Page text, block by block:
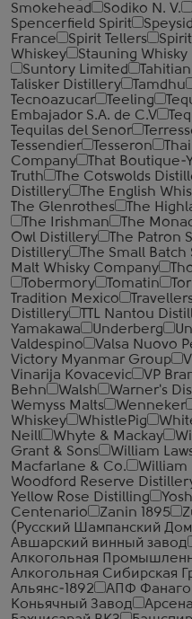
Smokehead
Sodiko N. V.
Spencerfield Spirit
France
Spirit Tellers
Whiskey
Stauning
Suntory Limited
Talisker Distillery
Tamdhu
Tecnoazucar
Teeling
Embajador S.A. de C.V
Tequilas del Senor
Tessendier
Tesseron
Company
That
Truth
The Cotswolds
Distillery
The English
The Glenrothes
The
The Irishman
The
Owl Distillery
The Patron
Distillery
The Small
Malt Whisky Company
Tobermory
Tomatin
Tradition Mexico
Distillery
TTL Nantou
Yamakawa
Underberg
Valdespino
Valsa Nuovo
Victory Myanmar Group
Vinarija Kovacevic
VP
Behn
Walsh Warner's
Wemyss Malts
Wenneker
Whiskey
WhistlePig
Neill
Whyte & Mackay
Grant & Sons
William
Macfarlane & Co.
William
Woodford Reserve
Yellow Rose Distilling
Centenario
Zanin 1895
(Русский Шампанский
Авшарский винный завод
Алкогольная
Алкогольная Сибирская
Альянс-1892
АПФ
Коньячный Завод